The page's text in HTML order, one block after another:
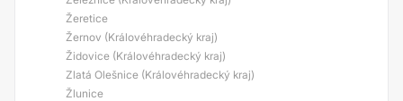
Žeretice
Žernov (Královéhradecký kraj)
Židovice (Královéhradecký kraj)
Zlatá Olešnice (Královéhradecký kraj)
Žlunice